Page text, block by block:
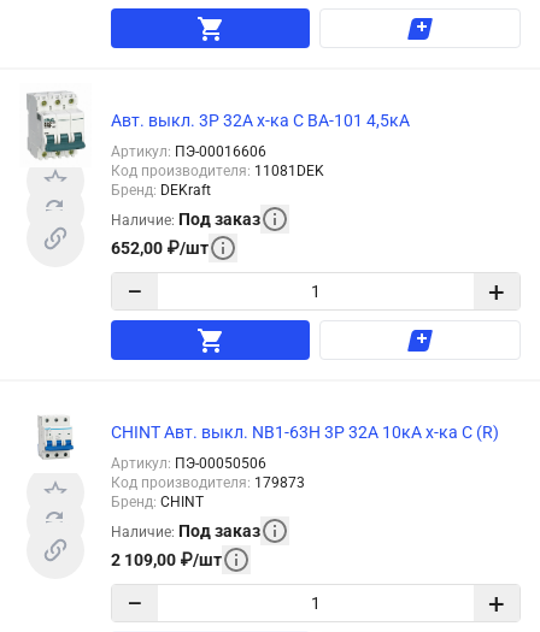
Авт. выкл. 3Р 32А х-ка C ВА-101 4,5кА
Артикул: ПЭ-00016606
Код производителя: 11081DEK
Бренд: DEKraft
Наличие: Под заказ
652,00 ₽/шт
− +
CHINT Авт. выкл. NB1-63H 3P 32A 10кА х-ка C (R)
Артикул: ПЭ-00050506
Код производителя: 179873
Бренд: CHINT
Наличие: Под заказ
2 109,00 ₽/шт
− +